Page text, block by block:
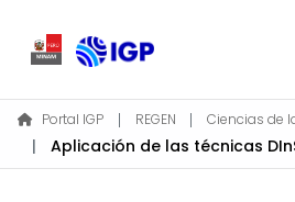
Home
About REGEN
Portal IGP REGEN Ciencias de